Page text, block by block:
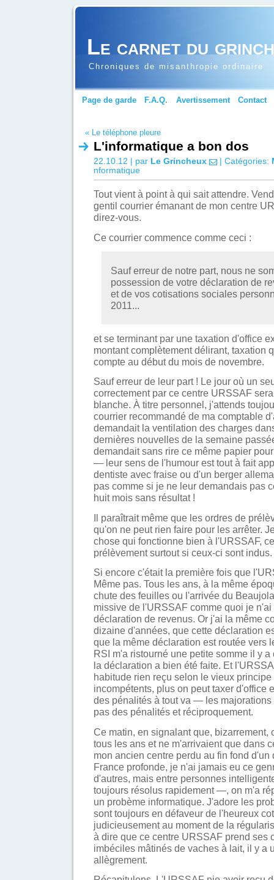
Le carnet du
Chroniques de misanthropie ordinaire
Page de garde F.A.Q. Avertissement Contact
« Le téléphone pleure
L'informatique a bon dos
22.10.12 | par Le Grincheux | Catégories:
nformatique
Tout vient à point à qui sait attendre.
gentil courrier émanant de mon centre
direz-vous.
Ce courrier commence comme ceci :
Sauf erreur de notre part, nous ne
possession de votre déclaration de
et de vos cotisations sociales
2011...
et se terminant par une taxation d'office
montant complètement délirant, taxation
compte au début du mois de novembre.
Sauf erreur de leur part ! Le jour où un
correctement par ce centre URSSAF
blanche. À titre personnel, j'attends
courrier recommandé de ma comptable
demandait la ventilation des charges
dernières nouvelles de la semaine
demandait sans rire ce même papier
— leur sens de l'humour est tout à fait
dentiste avec fraise ou d'un berger
pas comme si je ne leur demandais pas
huit mois sans résultat !
Il paraîtrait même que les ordres de
qu'on ne peut rien faire pour les arrêter.
chose qui fonctionne bien à l'URSSAF,
prélèvement surtout si ceux-ci sont indus.
Si encore c'était la première fois que
Même pas. Tous les ans, à la même
chute des feuilles ou l'arrivée du
missive de l'URSSAF comme quoi je
déclaration de revenus. Or j'ai la même
dizaine d'années, que cette déclaration
que la même déclaration est routée vers
RSI m'a ristourné une petite somme il y
la déclaration a bien été faite. Et
habitude rien reçu selon le vieux
incompétents, plus on peut taxer d'office
des pénalités à tout va — les
pas des pénalités et réciproquement.
Ce matin, en signalant que, bizarrement,
tous les ans et ne m'arrivaient que dans
mon ancien centre perdu au fin fond d'un
France profonde, je n'ai jamais eu ce
d'autres, mais entre personnes
toujours résolus rapidement —, on m'a
un probème informatique. J'adore les
sont toujours en défaveur de l'heureux
judicieusement au moment de la
à dire que ce centre URSSAF prend ses
imbéciles mâtinés de vaches à lait, il y a
allègrement.